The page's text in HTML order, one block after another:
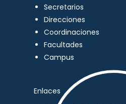
Secretarios
Direcciones
Coordinaciones
Facultades
Campus
Enlaces